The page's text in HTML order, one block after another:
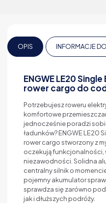
OPIS INFORMACJE
ENGWE LE20
rower cargo do
Potrzebujesz roweru
komfortowe
jednocześnie poradzi
ładunków? ENGWE LE20
rower cargo stworzony z
oczekują funkcjonalności,
niezawodności. Solidna
centralny silnik o
pojemny akumulator
sprawdza się zarówno
jak i dłuższych podróży.